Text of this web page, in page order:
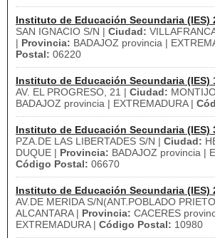
Instituto de Educación Secundaria (IES)
SAN IGNACIO S/N | Ciudad:
| Provincia: BADAJOZ provincia |
Postal: 06220
Instituto de Educación Secundaria (IES)
AV. EL PROGRESO, 21 | Ciudad:
BADAJOZ provincia | EXTREMADURA |
Instituto de Educación Secundaria (IES)
PZA.DE LAS LIBERTADES S/N | Ciudad:
DUQUE | Provincia: BADAJOZ provincia |
Código Postal: 06670
Instituto de Educación Secundaria (IES)
AV.DE MERIDA S/N(ANT.POBLADO
ALCANTARA | Provincia: CACERES
EXTREMADURA | Código Postal: 10980